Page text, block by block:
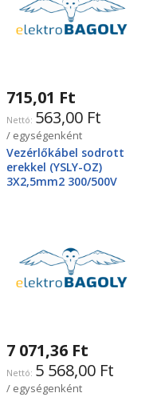
715,01 Ft
563,00 Ft
/ egységenként
Vezérlőkábel sodrott
erekkel (YSLY-OZ)
3X2,5mm2 300/500V
7 071,36 Ft
5 568,00 Ft
/ egységenként